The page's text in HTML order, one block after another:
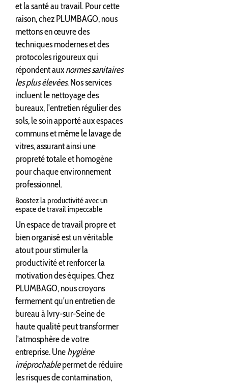
et la santé au travail. Pour cette
raison, chez PLUMBAGO, nous
mettons en œuvre des
techniques modernes et des
protocoles rigoureux qui
répondent auxnormes sanitaires
les plus élevées. Nos services
incluent le nettoyage des
bureaux, l'entretien régulier des
sols, le soin apporté aux espaces
communs et même le lavage de
vitres, assurant ainsi une
propreté totale et homogène
pour chaque environnement
professionnel.
Boostez la productivité avec un
espace de travail impeccable
Un espace de travail propre et
bien organisé est un véritable
atout pour stimuler la
productivité et renforcer la
motivation des équipes. Chez
PLUMBAGO, nous croyons
fermement qu'un entretien de
bureau à Ivry-sur-Seine de
haute qualité peut transformer
l'atmosphère de votre
entreprise. Unehygiène
irréprochablepermet de réduire
les risques de contamination,